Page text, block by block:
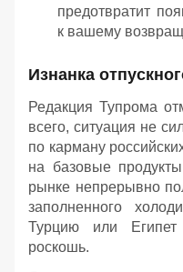
предотвратит
к вашему
Изнанка
Редакция Тупрома
всего, ситуация не
по карману
на базовые
рынке непрерывно
заполненного
Турцию или
роскошь.